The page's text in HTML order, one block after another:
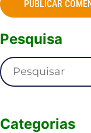
Pesquisa
Categorias